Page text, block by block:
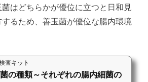
はどちらかが優位に立つと日和見
るため、善玉菌が優位な腸内環境
査キット
の種類～それぞれの腸内細菌の